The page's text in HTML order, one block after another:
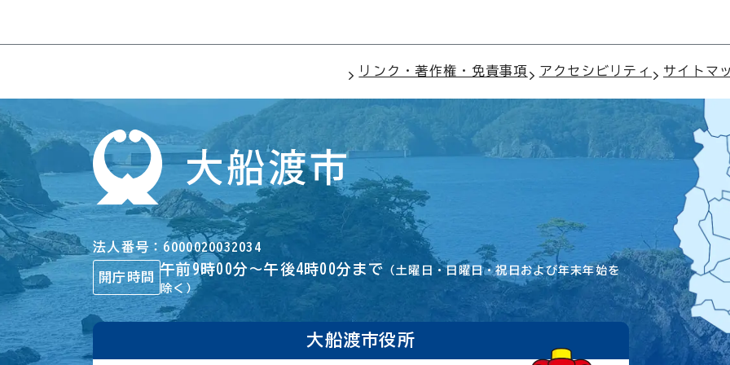
リンク・著作権・免責事項 アクセシビリティ サイトマ
法人番号 6000020032034
開庁時間
午前9時00分～午後4時00分まで （土曜日・日曜日・祝日および年末年始を
除く）
大船渡市役所